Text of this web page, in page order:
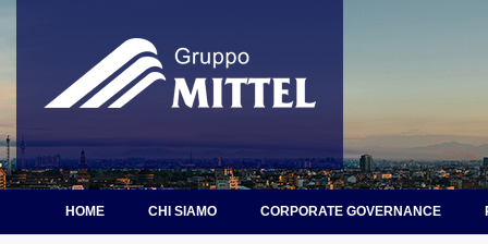
HOME CHI SIAMO CORPORATE GOVERNANCE